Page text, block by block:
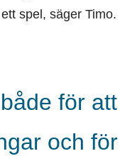
spel, säger Timo.
för
och